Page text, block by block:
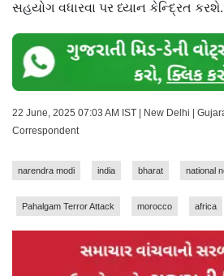
સહયોગ વધારવા પર ધ્યાન કેન્દ્રિત કરશે.
22 June, 2025 07:03 AM IST | New Delhi |
Correspondent
narendra modi india bharat national
Pahalgam Terror Attack morocco africa